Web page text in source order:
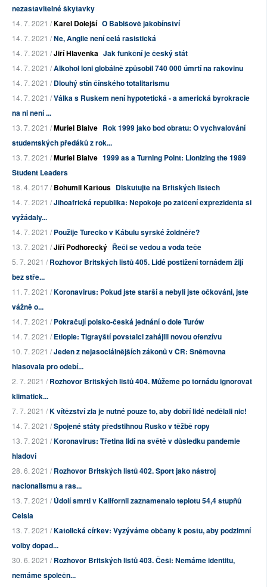
nezastavitelné škytavky
14. 7. 2021 /Karel Dolejší O Babišově jakobínství
14. 7. 2021 /Ne, Anglie není celá rasistická
14. 7. 2021 /Jiří Hlavenka Jak funkční je český stát
14. 7. 2021 /Alkohol loni globálně způsobil 740 000 úmrtí na rakovinu
14. 7. 2021 /Dlouhý stín čínského totalitarismu
14. 7. 2021 /Válka s Ruskem není hypotetická - a americká byrokracie
na ni není ...
13. 7. 2021 /Muriel Blaive Rok 1999 jako bod obratu: O vychvalování
studentských předáků z rok...
13. 7. 2021 /Muriel Blaive 1999 as a Turning Point: Lionizing the 1989
Student Leaders
18. 4. 2017 /Bohumil Kartous Diskutujte na Britských listech
14. 7. 2021 /Jihoafrická republika: Nepokoje po zatčení exprezidenta si
vyžádaly...
14. 7. 2021 /Použije Turecko v Kábulu syrské žoldnéře?
13. 7. 2021 /Jiří Podhorecký Řeči se vedou a voda teče
5. 7. 2021 /Rozhovor Britských listů 405. Lidé postižení tornádem žijí
bez stře...
11. 7. 2021 /Koronavirus: Pokud jste starší a nebyli jste očkováni, jste
vážně o...
14. 7. 2021 /Pokračují polsko-česká jednání o dole Turów
14. 7. 2021 /Etiopie: Tigrayští povstalci zahájili novou ofenzívu
10. 7. 2021 /Jeden z nejasociálnějších zákonů v ČR: Sněmovna
hlasovala pro odebí...
2. 7. 2021 /Rozhovor Britských listů 404. Můžeme po tornádu ignorovat
klimatick...
7. 7. 2021 /K vítězství zla je nutné pouze to, aby dobří lidé nedělali nic!
14. 7. 2021 /Spojené státy předstihnou Rusko v těžbě ropy
13. 7. 2021 /Koronavirus: Třetina lidí na světě v důsledku pandemie
hladoví
28. 6. 2021 /Rozhovor Britských listů 402. Sport jako nástroj
nacionalismu a ras...
13. 7. 2021 /Údolí smrti v Kalifornii zaznamenalo teplotu 54,4 stupňů
Celsia
13. 7. 2021 /Katolická církev: Vyzýváme občany k postu, aby podzimní
volby dopad...
30. 6. 2021 /Rozhovor Britských listů 403. Češi: Nemáme identitu,
nemáme společn...